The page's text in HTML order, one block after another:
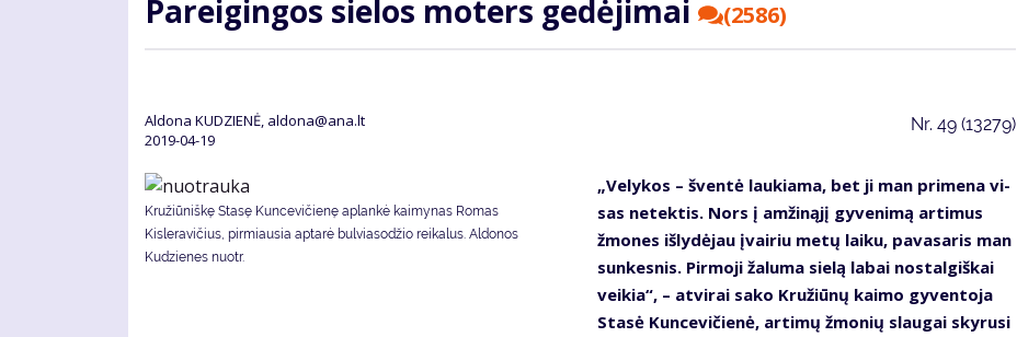
Pa­rei­gin­gos sie­los mo­ters ge­dė­ji­mai (2586)
Aldona KUDZIENĖ, aldona@ana.lt
2019-04-19
Nr. 49 (13279)
Kružiūniškę Stasę Kuncevičienę aplankė kaimynas Romas
Kisleravičius, pirmiausia aptarė bulviasodžio reikalus. Aldonos
Kudzienes nuotr.
„Ve­ly­kos – šven­tė lau­kia­ma, bet ji man pri­me­na vi­
sas ne­tek­tis. Nors į am­ži­ną­jį gy­ve­ni­mą ar­ti­mus
žmo­nes iš­ly­dė­jau įvai­riu me­tų lai­ku, pa­va­sa­ris man
sun­kes­nis. Pir­mo­ji ža­lu­ma sie­lą la­bai nos­tal­giš­kai
vei­kia“, – at­vi­rai sa­ko Kru­žiū­nų kai­mo gy­ven­to­ja
Sta­sė Kun­ce­vi­čie­nė, ar­ti­mų žmo­nių slau­gai sky­ru­si